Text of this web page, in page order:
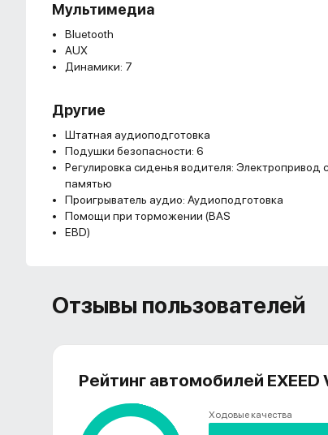
Мультимедиа
Bluetooth
AUX
Динамики: 7
Другие
Штатная аудиоподготовка
Подушки безопасности: 6
Регулировка сиденья водителя: Электропривод с
памятью
Проигрыватель аудио: Аудиоподготовка
Помощи при торможении (BAS
EBD)
Отзывы пользователей
Рейтинг автомобилей EXEED
Ходовые качества